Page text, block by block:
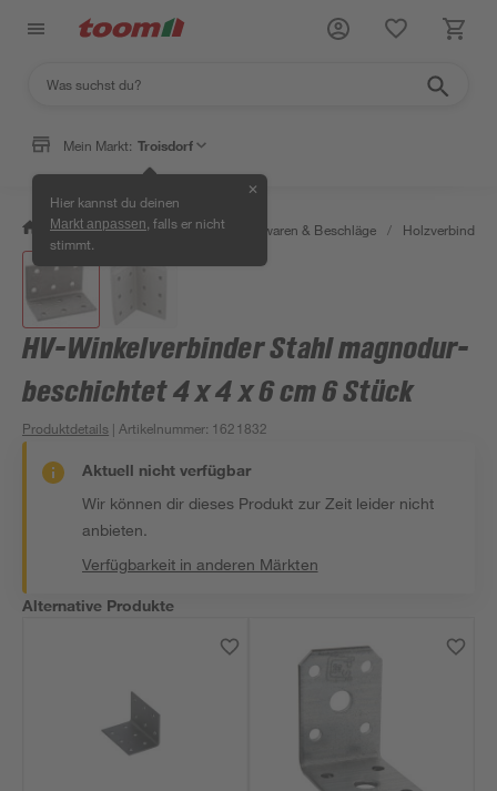
Mein Markt: Troisdorf
Hier kannst du deinen
Markt anpassen , falls er nicht
stimmt.
✕
/ Werkstatt & Maschinen / Eisenwaren & Beschläge / Holzverbinder
HV-Winkelverbinder Stahl magnodur-
beschichtet 4 x 4 x 6 cm 6 Stück
Produktdetails | Artikelnummer: 1621832
Aktuell nicht verfügbar
Wir können dir dieses Produkt zur Zeit leider nicht
anbieten.
Verfügbarkeit in anderen Märkten
Alternative Produkte